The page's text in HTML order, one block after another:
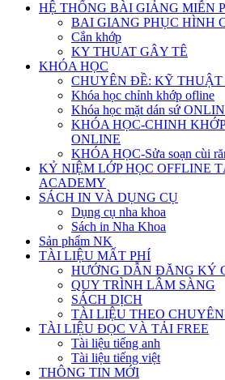
HỆ THỐNG BÀI GIẢNG MIỄN
BAI GIANG PHỤC HÌNH
Cắn khớp
KY THUAT GÂY TÊ
KHÓA HỌC
CHUYÊN ĐỀ: KỸ
Khóa học chỉnh khớp ofline
Khóa học mặt dán sứ
KHÓA HỌC-CHINH
ONLINE
KHÓA HỌC-Sửa soạn cùi
KỶ NIỆM LỚP HỌC OFFLINE
ACADEMY
SÁCH IN VÀ DỤNG CỤ
Dụng cụ nha khoa
Sách in Nha Khoa
Sản phẩm NK
TÀI LIỆU MẤT PHÍ
HƯỚNG DẪN ĐĂNG KÝ
QUY TRÌNH LÂM SÀNG
SÁCH DỊCH
TÀI LIỆU THEO
TÀI LIỆU ĐỌC VÀ TẢI FREE
Tài liệu tiếng anh
Tài liệu tiếng việt
THÔNG TIN MỚI